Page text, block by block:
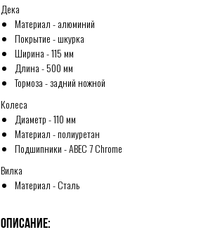
Дека
Материал - алюминий
Покрытие - шкурка
Ширина - 115 мм
Длина - 500 мм
Тормоза - задний ножной
Колеса
Диаметр - 110 мм
Материал - полиуретан
Подшипники - ABEC 7 Chrome
Вилка
Материал - Сталь
Описание: